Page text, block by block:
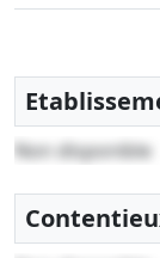
Non disponible